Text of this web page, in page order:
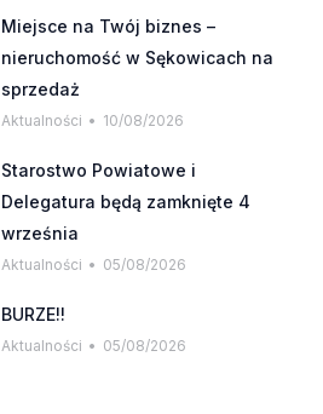
Miejsce na Twój biznes –
nieruchomość w Sękowicach na
sprzedaż
Aktualności 10/08/2026
Starostwo Powiatowe i
Delegatura będą zamknięte 4
września
Aktualności 05/08/2026
BURZE!!
Aktualności 05/08/2026